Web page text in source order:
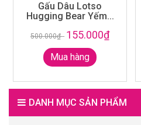
Gấu Dâu Lotso
Hugging Bear Yếm...
500.000₫- 155.000₫
Mua hàng
DANH MỤC SẢN PHẨM